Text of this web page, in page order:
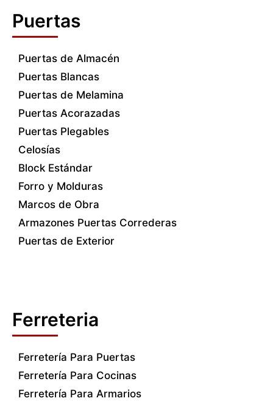
Puertas
Puertas de Almacén
Puertas Blancas
Puertas de Melamina
Puertas Acorazadas
Puertas Plegables
Celosías
Block Estándar
Forro y Molduras
Marcos de Obra
Armazones Puertas Correderas
Puertas de Exterior
Ferreteria
Ferretería Para Puertas
Ferretería Para Cocinas
Ferretería Para Armarios